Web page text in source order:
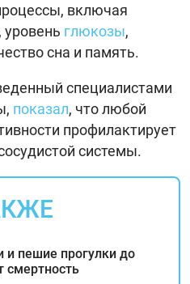
включая
уровень глюкозы,
сна и память.
специалистами
показал, что любой
профилактирует
системы.
и пешие прогулки до
смертность